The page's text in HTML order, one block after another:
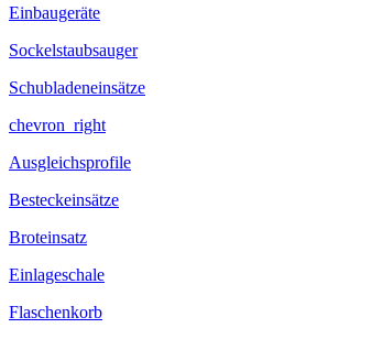
Einbaugeräte
Sockelstaubsauger
Schubladeneinsätze
chevron_right
Ausgleichsprofile
Besteckeinsätze
Broteinsatz
Einlageschale
Flaschenkorb